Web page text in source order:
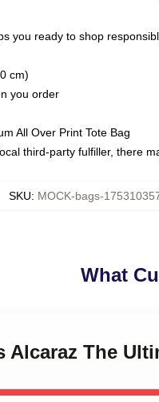
you ready to shop
cm)
you order
All Over Print Tote Bag
third-party fulfiller, there
SKU: MOCK-bags-
What
Alcaraz The